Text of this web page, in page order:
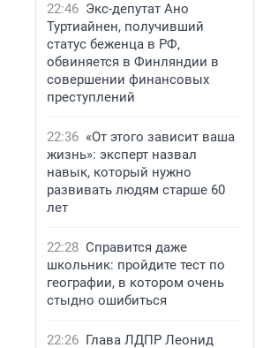
22:46 Экс-депутат Ано
Туртиайнен, получивший
статус беженца в РФ,
обвиняется в Финляндии в
совершении финансовых
преступлений
22:36 «От этого зависит ваша
жизнь»: эксперт назвал
навык, который нужно
развивать людям старше 60
лет
22:28 Справится даже
школьник: пройдите тест по
географии, в котором очень
стыдно ошибиться
22:26 Глава ЛДПР Леонид